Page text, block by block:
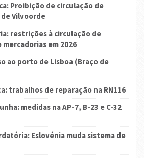
Proibição de circulação de
Vilvoorde
restrições à circulação de
em 2026
ao porto de Lisboa (Braço de
trabalhos de reparação na RN116
medidas na AP-7, B-23 e C-32
Eslovénia muda sistema de